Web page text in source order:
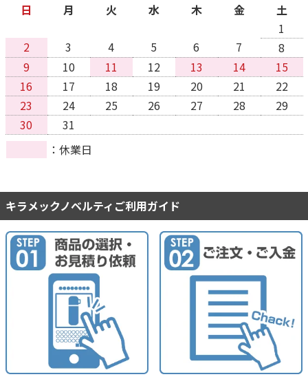
日
月 火 水 木 金
土
1
2
3 4 5 6 7
8
9
10 11 12 13 14
15
16
17 18 19 20 21
22
23
24 25 26 27 28
29
30
31
休業日
キラメックノベルティご利用ガイド